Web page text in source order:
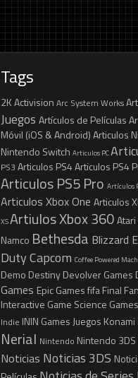
Tags
2KActivisionArc System Works
JuegosArtículos de Películas
Móvil (iOS & Android)Articulos
Nintendo SwitchArticulos PC
PS3Articulos PS4Articulos PS4
Articulos PS5 ProArtículos
Articulos Xbox OneArticulos
XSArtiulos Xbox 360
Namco Bethesda Blizzard
DutyCapcomCoffee Powered
Demo DestinyDevolver Games
Games Epic GamesfifaFinal
Interactive Game Science
Indie ININ Games Juegos Konami
Nerial Nintendo Nintendo 3DS
Noticias Noticias 3DS